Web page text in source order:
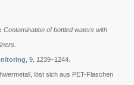
Contamination of bottled waters with
, 9, 1239–1244.
löst sich aus PET-Flaschen